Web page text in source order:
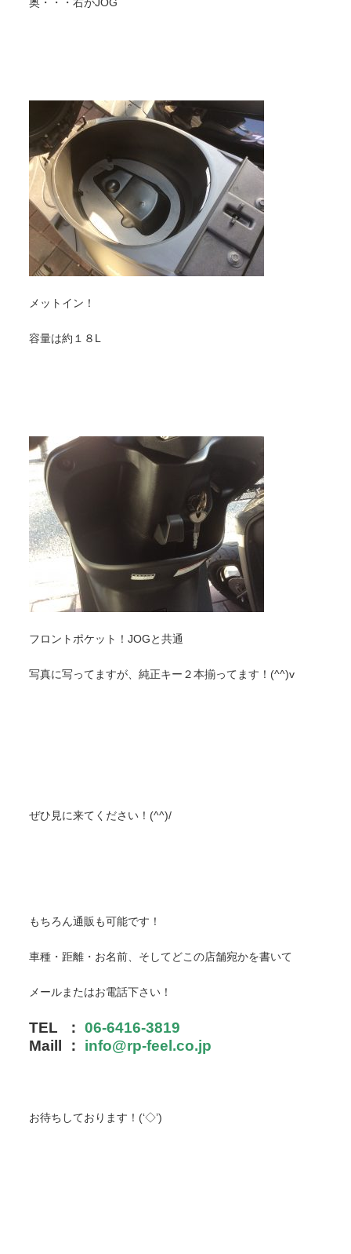
メットイン！
容量は約１８L
フロントポケット！JOGと共通
写真に写ってますが、純正キー２本揃ってます！(^^)v
ぜひ見に来てください！(^^)/
もちろん通販も可能です！
車種・距離・お名前、そしてどこの店舗宛かを書いて
メールまたはお電話下さい！
TEL ：06-6416-3819
Maill ： info@rp-feel.co.jp
お待ちしております！(‘◇’)ゞ